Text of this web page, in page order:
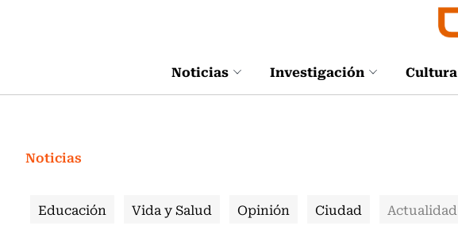
Noticias Investigación Cultura
Noticias
Educación Vida y Salud Opinión Ciudad Actualidad